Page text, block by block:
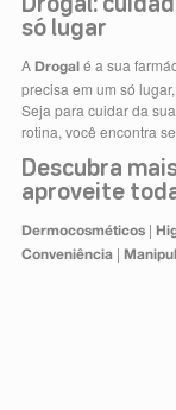
Drogal:
só lugar
A Drogal é a sua
precisa em um só
Seja para cuidar da
rotina, você encontra
Descubra
aproveite
Dermocosméticos|
Conveniência|